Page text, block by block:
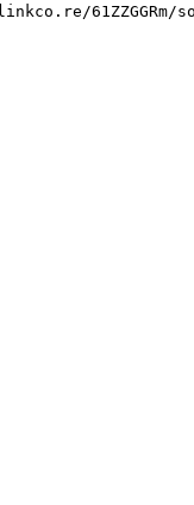
61ZZGGRm/